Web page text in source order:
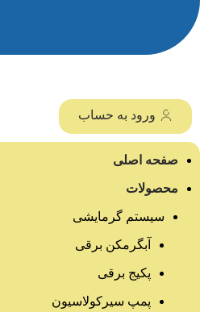
ورود به حساب
صفحه اصلی
محصولات
سیستم گرمایشی
آبگرمکن برقی
پکیج برقی
پمپ سیرکولاسیون